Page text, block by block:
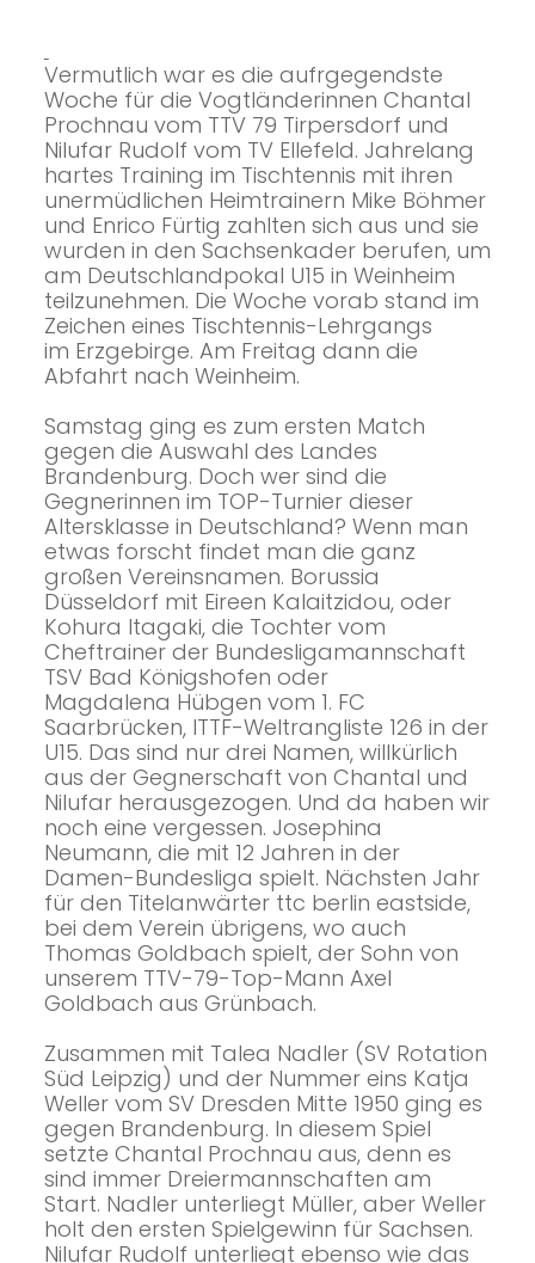
Vermutlich war es die aufrgegendste
Woche für die Vogtländerinnen Chantal
Prochnau vom TTV 79 Tirpersdorf und
Nilufar Rudolf vom TV Ellefeld. Jahrelang
hartes Training im Tischtennis mit ihren
unermüdlichen Heimtrainern Mike Böhmer
und Enrico Fürtig zahlten sich aus und sie
wurden in den Sachsenkader berufen, um
am Deutschlandpokal U15 in Weinheim
teilzunehmen. Die Woche vorab stand im
Zeichen eines Tischtennis-Lehrgangs
im Erzgebirge. Am Freitag dann die
Abfahrt nach Weinheim.
Samstag ging es zum ersten Match
gegen die Auswahl des Landes
Brandenburg. Doch wer sind die
Gegnerinnen im TOP-Turnier dieser
Altersklasse in Deutschland? Wenn man
etwas forscht findet man die ganz
großen Vereinsnamen. Borussia
Düsseldorf mit Eireen Kalaitzidou, oder
Kohura Itagaki, die Tochter vom
Cheftrainer der Bundesligamannschaft
TSV Bad Königshofen oder
Magdalena Hübgen vom 1. FC
Saarbrücken, ITTF-Weltrangliste 126 in der
U15. Das sind nur drei Namen, willkürlich
aus der Gegnerschaft von Chantal und
Nilufar herausgezogen. Und da haben wir
noch eine vergessen. Josephina
Neumann, die mit 12 Jahren in der
Damen-Bundesliga spielt. Nächsten Jahr
für den Titelanwärter ttc berlin eastside,
bei dem Verein übrigens, wo auch
Thomas Goldbach spielt, der Sohn von
unserem TTV-79-Top-Mann Axel
Goldbach aus Grünbach.
Zusammen mit Talea Nadler (SV Rotation
Süd Leipzig) und der Nummer eins Katja
Weller vom SV Dresden Mitte 1950 ging es
gegen Brandenburg. In diesem Spiel
setzte Chantal Prochnau aus, denn es
sind immer Dreiermannschaften am
Start. Nadler unterliegt Müller, aber Weller
holt den ersten Spielgewinn für Sachsen.
Nilufar Rudolf unterliegt ebenso wie das